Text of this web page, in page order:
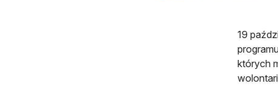
19
których